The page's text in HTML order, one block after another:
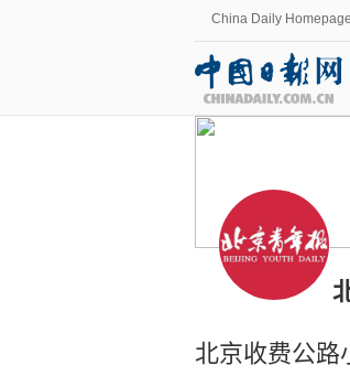
China Daily Homepage
北京收费公路